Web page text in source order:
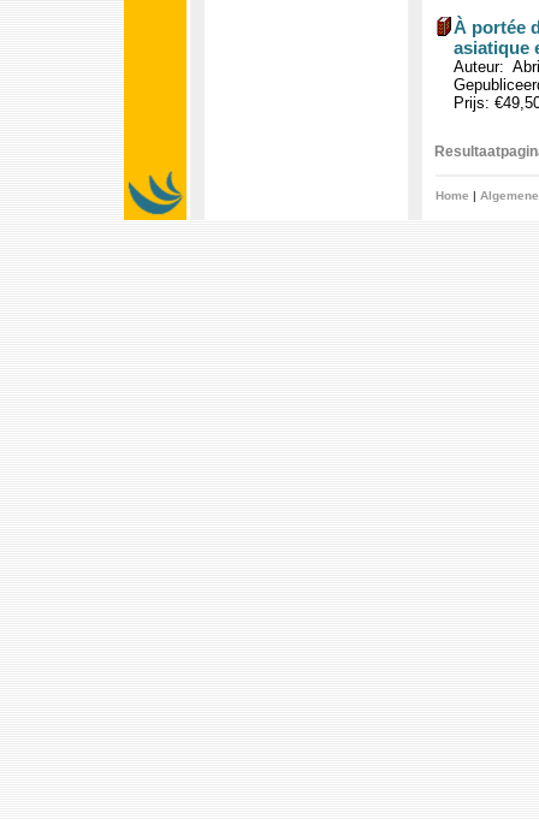
À portée
asiatique
Auteur:
Prijs:
Home |